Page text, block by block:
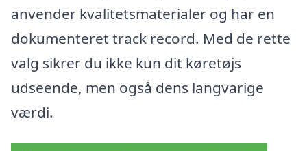
anvender kvalitetsmaterialer og har en
dokumenteret track record. Med de rette
valg sikrer du ikke kun dit køretøjs
udseende, men også dens langvarige
værdi.